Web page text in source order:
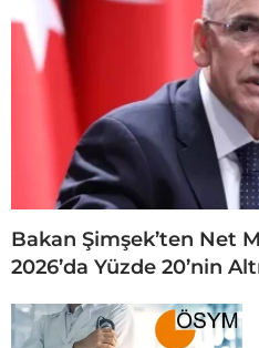
Bakan Şimşek’ten Net
2026’da Yüzde 20’nin